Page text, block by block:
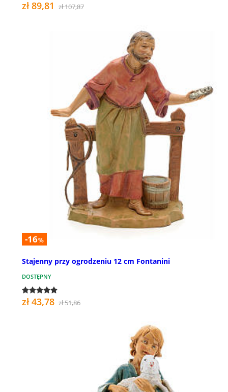
zł 89,81 zł 107,87
-16%
Stajenny przy ogrodzeniu 12 cm Fontanini
DOSTĘPNY
zł 43,78 zł 51,86